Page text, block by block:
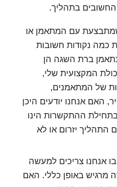
בתהליך.
עם המתאמן או
כמה נקודות חשובות
ברת השגה הן
המקצועית שלי,
של המתאמנים,
האם אנחנו יודעים היכן
ההתקשרות הינו
התהליך יזרום או לא
אנחנו צריכים למעשה
מרגיש באופן כללי. האם